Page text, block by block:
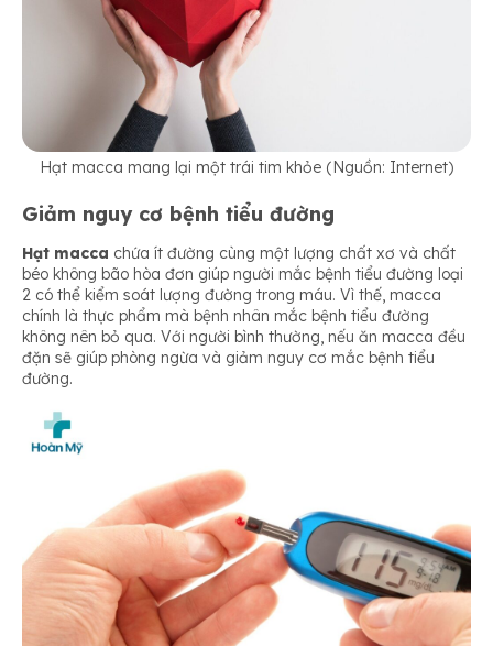
Hạt macca mang lại một trái tim khỏe (Nguồn: Internet)
Giảm nguy cơ bệnh tiểu đường
Hạt macca chứa ít đường cùng một lượng chất xơ và chất
béo không bão hòa đơn giúp người mắc bệnh tiểu đường loại
2 có thể kiểm soát lượng đường trong máu. Vì thế, macca
chính là thực phẩm mà bệnh nhân mắc bệnh tiểu đường
không nên bỏ qua. Với người bình thường, nếu ăn macca đều
đặn sẽ giúp phòng ngừa và giảm nguy cơ mắc bệnh tiểu
đường.